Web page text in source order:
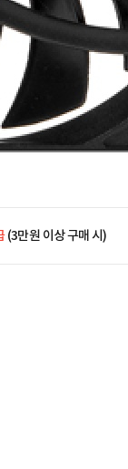
(3만원 이상 구매 시)